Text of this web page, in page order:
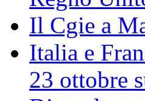
Il Cgie a
Italia e
23 ottobre